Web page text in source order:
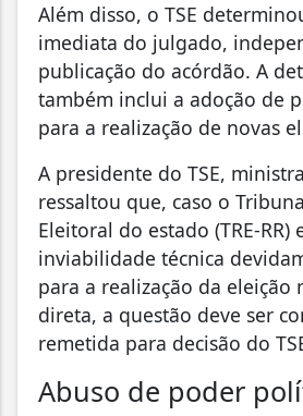
Além disso, o TSE
imediata do julgado,
publicação do acórdão. A
também inclui a adoção de
para a realização de novas
A presidente do TSE,
ressaltou que, caso o
Eleitoral do estado (TRE-
inviabilidade técnica
para a realização da eleição
direta, a questão deve ser
remetida para decisão do
Abuso de poder